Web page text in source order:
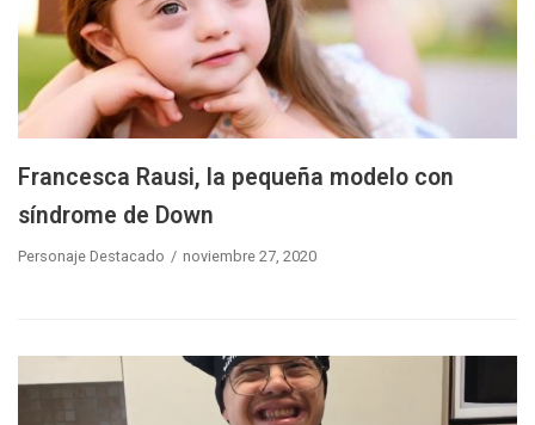
Francesca Rausi, la pequeña modelo con
síndrome de Down
Personaje Destacado noviembre 27, 2020